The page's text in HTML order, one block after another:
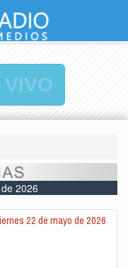
2026
22 de mayo de 2026